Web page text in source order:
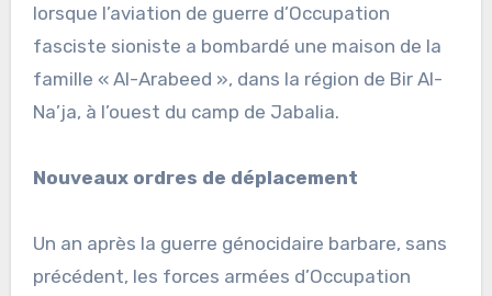
lorsque l’aviation de guerre d’Occupation
fasciste sioniste a bombardé une maison de la
famille « Al-Arabeed », dans la région de Bir Al-
Na’ja, à l’ouest du camp de Jabalia.
Nouveaux ordres de déplacement
Un an après la guerre génocidaire barbare, sans
précédent, les forces armées d’Occupation